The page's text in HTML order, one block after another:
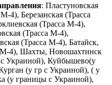
: Пластуновская
4), Березанская (Трасса
(Трасса М-4),
(Трасса М-4),
(Трасса М-4), Батайск,
4), Шахты, Новошахтинск
Украиной), Куйбышево(у
(у гр с Украиной), ( у
(у границы с Украиной),